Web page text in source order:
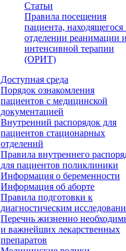
Статьи
Правила посещения
пациента, находящегося
отделении реанимации и
интенсивной терапии
(ОРИТ)
Доступная среда
Порядок ознакомления
пациентов с медицинской
документацией
Внутренний распорядок для
пациентов стационарных
отделений
Правила внутреннего
для пациентов поликлиники
Информация о беременности
Информация об аборте
Правила подготовки к
диагностическим
Перечнь жизненно
и важнейших лекарственных
препаратов